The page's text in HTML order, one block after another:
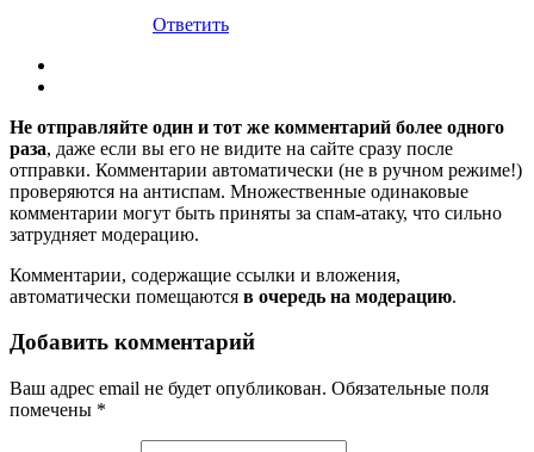
Ответить
Не отправляйте один и тот же комментарий более одного
раза, даже если вы его не видите на сайте сразу после
отправки. Комментарии автоматически (не в ручном режиме!)
проверяются на антиспам. Множественные одинаковые
комментарии могут быть приняты за спам-атаку, что сильно
затрудняет модерацию.
Комментарии, содержащие ссылки и вложения,
автоматически помещаются в очередь на модерацию.
Добавить комментарий
Ваш адрес email не будет опубликован. Обязательные поля
помечены *